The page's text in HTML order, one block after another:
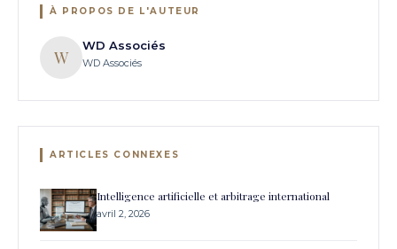
À PROPOS DE L'AUTEUR
W
WD Associés
WD Associés
ARTICLES CONNEXES
Intelligence artificielle et arbitrage international
avril 2, 2026